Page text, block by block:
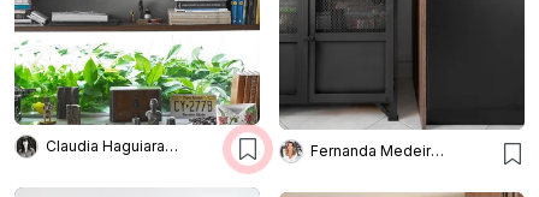
Fernanda Medeiros Arquitetura
Claudia Haguiara Arquitetura